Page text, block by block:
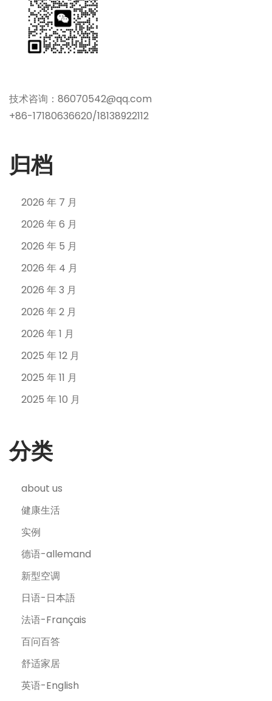
技术咨询：86070542@qq.com
+86-17180636620/18138922112
归档
2026 年 7 月
2026 年 6 月
2026 年 5 月
2026 年 4 月
2026 年 3 月
2026 年 2 月
2026 年 1 月
2025 年 12 月
2025 年 11 月
2025 年 10 月
分类
about us
健康生活
实例
德语-allemand
新型空调
日语-日本語
法语-Français
百问百答
舒适家居
英语-English